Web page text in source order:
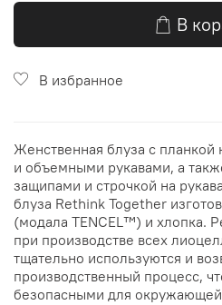
В
В избранное
Женственная блуза с планкой
и объемными рукавами, а
защипами и строчкой на
блуза Rethink Together
(модала TENCEL™) и хлопка.
при производстве всех
тщательно используются и
производственный процесс,
безопасными для